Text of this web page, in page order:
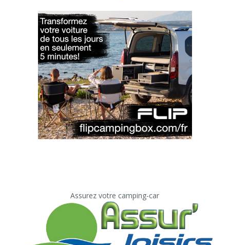
Assurez votre camping-car